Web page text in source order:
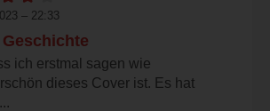
– 22:33
ich erstmal sagen wie
dieses Cover ist. Es hat